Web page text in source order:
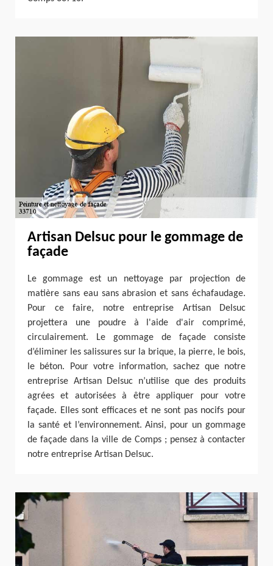
Artisan Delsuc pour le gommage de
façade
Le gommage est un nettoyage par projection de
matière sans eau sans abrasion et sans échafaudage.
Pour ce faire, notre entreprise Artisan Delsuc
projettera une poudre à l'aide d'air comprimé,
circulairement. Le gommage de façade consiste
d’éliminer les salissures sur la brique, la pierre, le bois,
le béton. Pour votre information, sachez que notre
entreprise Artisan Delsuc n’utilise que des produits
agrées et autorisées à être appliquer pour votre
façade. Elles sont efficaces et ne sont pas nocifs pour
la santé et l’environnement. Ainsi, pour un gommage
de façade dans la ville de Comps ; pensez à contacter
notre entreprise Artisan Delsuc.